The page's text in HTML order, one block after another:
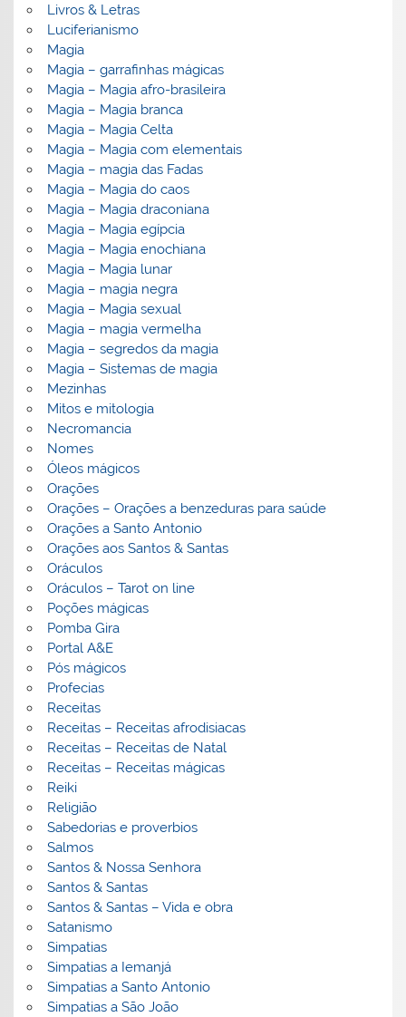
Livros & Letras
Luciferianismo
Magia
Magia – garrafinhas mágicas
Magia – Magia afro-brasileira
Magia – Magia branca
Magia – Magia Celta
Magia – Magia com elementais
Magia – magia das Fadas
Magia – Magia do caos
Magia – Magia draconiana
Magia – Magia egípcia
Magia – Magia enochiana
Magia – Magia lunar
Magia – magia negra
Magia – Magia sexual
Magia – magia vermelha
Magia – segredos da magia
Magia – Sistemas de magia
Mezinhas
Mitos e mitologia
Necromancia
Nomes
Óleos mágicos
Orações
Orações – Orações a benzeduras para saúde
Orações a Santo Antonio
Orações aos Santos & Santas
Oráculos
Oráculos – Tarot on line
Poções mágicas
Pomba Gira
Portal A&E
Pós mágicos
Profecias
Receitas
Receitas – Receitas afrodisiacas
Receitas – Receitas de Natal
Receitas – Receitas mágicas
Reiki
Religião
Sabedorias e proverbios
Salmos
Santos & Nossa Senhora
Santos & Santas
Santos & Santas – Vida e obra
Satanismo
Simpatias
Simpatias a Iemanjá
Simpatias a Santo Antonio
Simpatias a São João